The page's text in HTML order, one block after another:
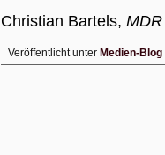
Christian Bartels,
Veröffentlicht unter Medien-Blog